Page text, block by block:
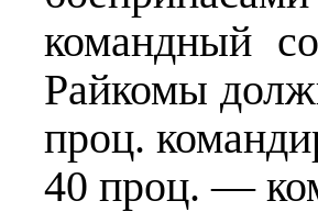
командный
Райкомы
проц.
40 проц. —